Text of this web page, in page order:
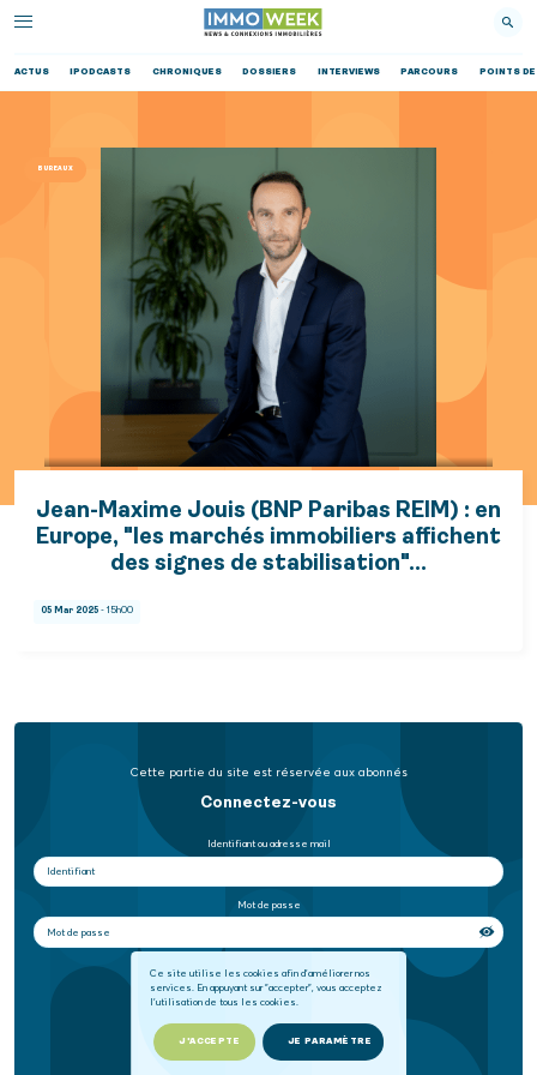
ACTUS IPODCASTS CHRONIQUES DOSSIERS INTERVIEWS PARCOURS POINTS DE
Ce site utilise les cookies afin d'améliorer nos
services. En appuyant sur "accepter", vous acceptez
l'utilisation de tous les cookies.
J'ACCEPTE JE PARAMÈTRE
BUREAUX
Jean-Maxime Jouis (BNP Paribas REIM) : en
Europe, "les marchés immobiliers affichent
des signes de stabilisation"…
05 Mar 2025 - 15h00
Cette partie du site est réservée aux abonnés
Connectez-vous
Identifiant ou adresse mail
Mot de passe
Mot de passe oublié